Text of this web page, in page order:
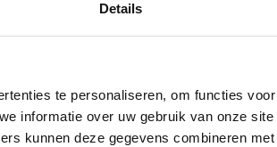
Details
te personaliseren, om functies
informatie over uw gebruik van onze
kunnen deze gegevens combineren
Canon pixma ip4500, Canon pixma
pixma mp500, Canon pixma mp510, Canon
Canon pixma mp610, Canon pixma
pixma mp970, Canon pixma mx700,